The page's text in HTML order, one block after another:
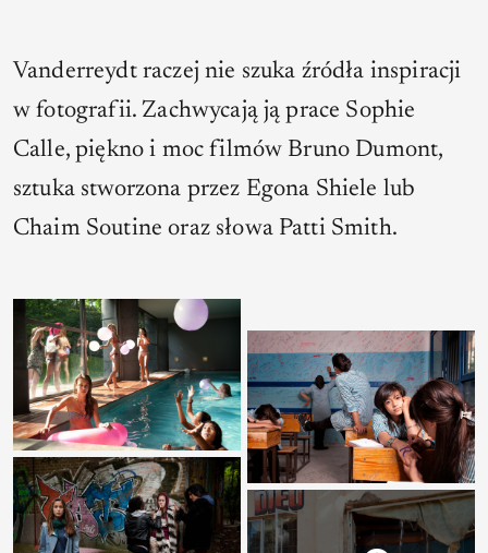
Vanderreydt raczej nie szuka źródła inspiracji
w fotografii. Zachwycają ją prace Sophie
Calle, piękno i moc filmów Bruno Dumont,
sztuka stworzona przez Egona Shiele lub
Chaim Soutine oraz słowa Patti Smith.